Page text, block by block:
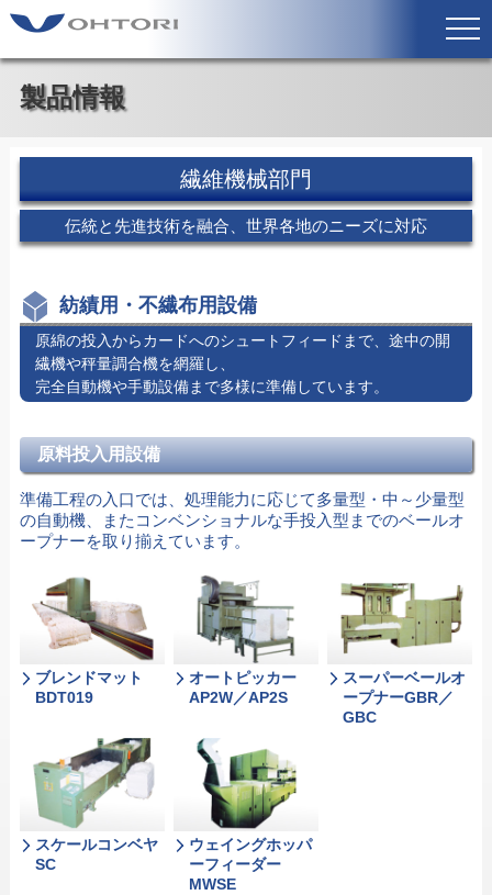
製品情報
繊維機械部門
伝統と先進技術を融合、世界各地のニーズに対応
紡績用・不繊布用設備
原綿の投入からカードへのシュートフィードまで、途中の開
繊機や秤量調合機を網羅し、
完全自動機や手動設備まで多様に準備しています。
原料投入用設備
準備工程の入口では、処理能力に応じて多量型・中～少量型
の自動機、またコンベンショナルな手投入型までのベールオ
ープナーを取り揃えています。
ブレンドマット
BDT019
オートピッカー
AP2W／AP2S
スーパーベールオ
ープナーGBR／
GBC
スケールコンベヤ
SC
ウェイングホッパ
ーフィーダー
MWSE